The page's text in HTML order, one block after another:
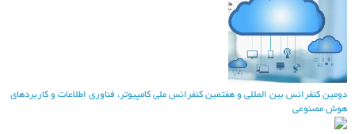
کنفرانس بین المللی و هفتمین کنفرانس ملی کامپیوتر، فناوری اطلاعات و کاربردهای
مصنوعی